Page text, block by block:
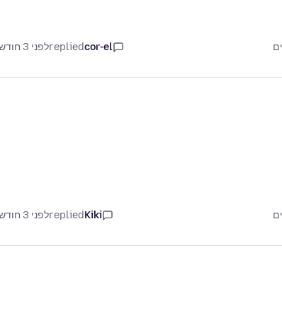
cor-el
repliedלפני 3 חודשים
Kiki
repliedלפני 3 חודשים